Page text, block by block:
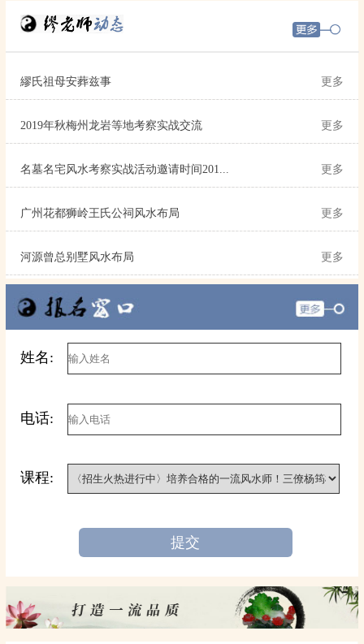
繆氏祖母安葬兹事 更多
2019年秋梅州龙岩等地考察实战交流 更多
名墓名宅风水考察实战活动邀请时间201... 更多
广州花都狮岭王氏公祠风水布局 更多
河源曾总别墅风水布局 更多
姓名:
电话:
课程:
提交